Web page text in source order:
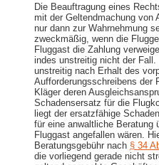
Die Beauftragung eines
mit der Geltendmachung von
nur dann zur Wahrnehmung
zweckmäßig, wenn die
Fluggast die Zahlung
indes unstreitig nicht der
unstreitig nach Erhalt des
Aufforderungsschreibens der
Kläger deren
Schadensersatz für die
liegt der ersatzfähige
für eine anwaltliche Beratung
Fluggast angefallen wären.
Beratungsgebühr nach § 34
die vorliegend gerade nicht